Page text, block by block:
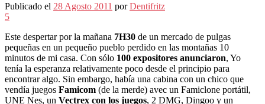
Publicado el 28 Agosto 2011 porDentifritz
5
Este despertar por la mañana 7H30 de un mercado de pulgas
pequeñas en un pequeño pueblo perdido en las montañas 10
minutos de mi casa. Con sólo 100 expositores anunciaron, Yo
tenía la esperanza relativamente poco desde el principio para
encontrar algo. Sin embargo, había una cabina con un chico que
vendía juegos Famicom (de la merde) avec un Famiclone portátil,
UNE Nes, un Vectrex con los juegos, 2 DMG, Dingoo y un